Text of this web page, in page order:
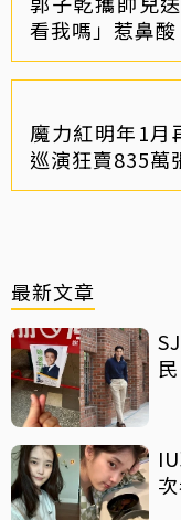
看我嗎」惹鼻酸
魔力紅明年1月
巡演狂賣835萬
最新文章